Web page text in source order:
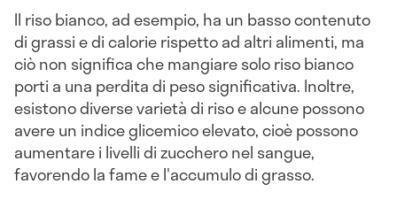
Il riso bianco, ad esempio, ha un basso contenuto
di grassi e di calorie rispetto ad altri alimenti, ma
ciò non significa che mangiare solo riso bianco
porti a una perdita di peso significativa. Inoltre,
esistono diverse varietà di riso e alcune possono
avere un indice glicemico elevato, cioè possono
aumentare i livelli di zucchero nel sangue,
favorendo la fame e l'accumulo di grasso.